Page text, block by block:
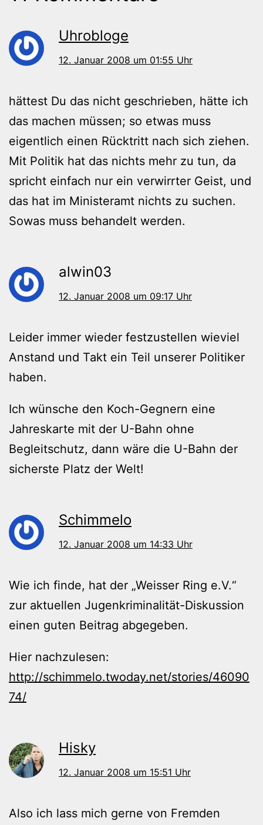
Uhrobloge
12. Januar 2008 um 01:55 Uhr
hättest Du das nicht geschrieben, hätte ich
das machen müssen; so etwas muss
eigentlich einen Rücktritt nach sich ziehen.
Mit Politik hat das nichts mehr zu tun, da
spricht einfach nur ein verwirrter Geist, und
das hat im Ministeramt nichts zu suchen.
Sowas muss behandelt werden.
alwin03
12. Januar 2008 um 09:17 Uhr
Leider immer wieder festzustellen wieviel
Anstand und Takt ein Teil unserer Politiker
haben.
Ich wünsche den Koch-Gegnern eine
Jahreskarte mit der U-Bahn ohne
Begleitschutz, dann wäre die U-Bahn der
sicherste Platz der Welt!
Schimmelo
12. Januar 2008 um 14:33 Uhr
Wie ich finde, hat der „Weisser Ring e.V.“
zur aktuellen Jugenkriminalität-Diskussion
einen guten Beitrag abgegeben.
Hier nachzulesen:
http://schimmelo.twoday.net/stories/46090
74/
Hisky
12. Januar 2008 um 15:51 Uhr
Also ich lass mich gerne von Fremden